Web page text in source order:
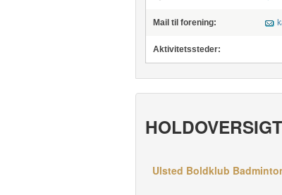
Mail til forening:
Aktivitetssteder:
HOLDOVERSIGT
Ulsted Boldklub